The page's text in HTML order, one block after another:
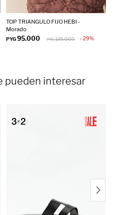
TOP TRIANGULO FIJO HEBI -
Morado
PYG95.000 PYG 135.000 29
pueden interesar